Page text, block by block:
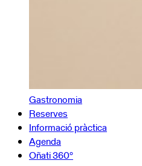
Gastronomia
Reserves
Informació pràctica
Agenda
Oñati 360º